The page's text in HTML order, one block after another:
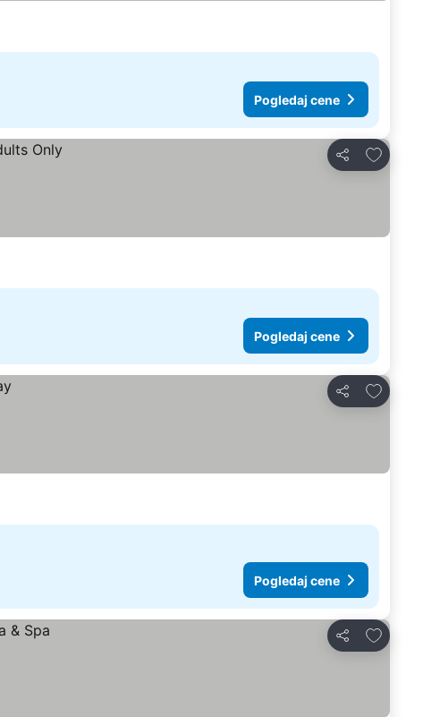
Pogledaj cene
Deli
Dodati
Pogledaj cene
Deli
Dodati
Pogledaj cene
Deli
Dodati